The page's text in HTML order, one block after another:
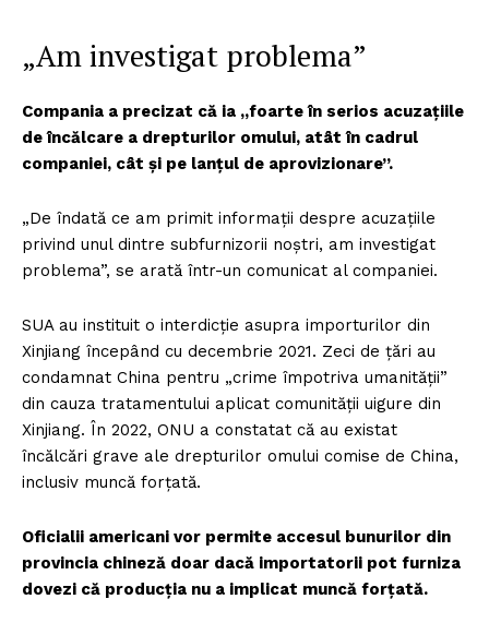
„Am investigat problema”
Compania a precizat că ia „foarte în serios acuzațiile
de încălcare a drepturilor omului, atât în cadrul
companiei, cât și pe lanțul de aprovizionare”.
„De îndată ce am primit informații despre acuzațiile
privind unul dintre subfurnizorii noștri, am investigat
problema”, se arată într-un comunicat al companiei.
SUA au instituit o interdicție asupra importurilor din
Xinjiang începând cu decembrie 2021. Zeci de țări au
condamnat China pentru „crime împotriva umanității”
din cauza tratamentului aplicat comunității uigure din
Xinjiang. În 2022, ONU a constatat că au existat
încălcări grave ale drepturilor omului comise de China,
inclusiv muncă forțată.
Oficialii americani vor permite accesul bunurilor din
provincia chineză doar dacă importatorii pot furniza
dovezi că producția nu a implicat muncă forțată.